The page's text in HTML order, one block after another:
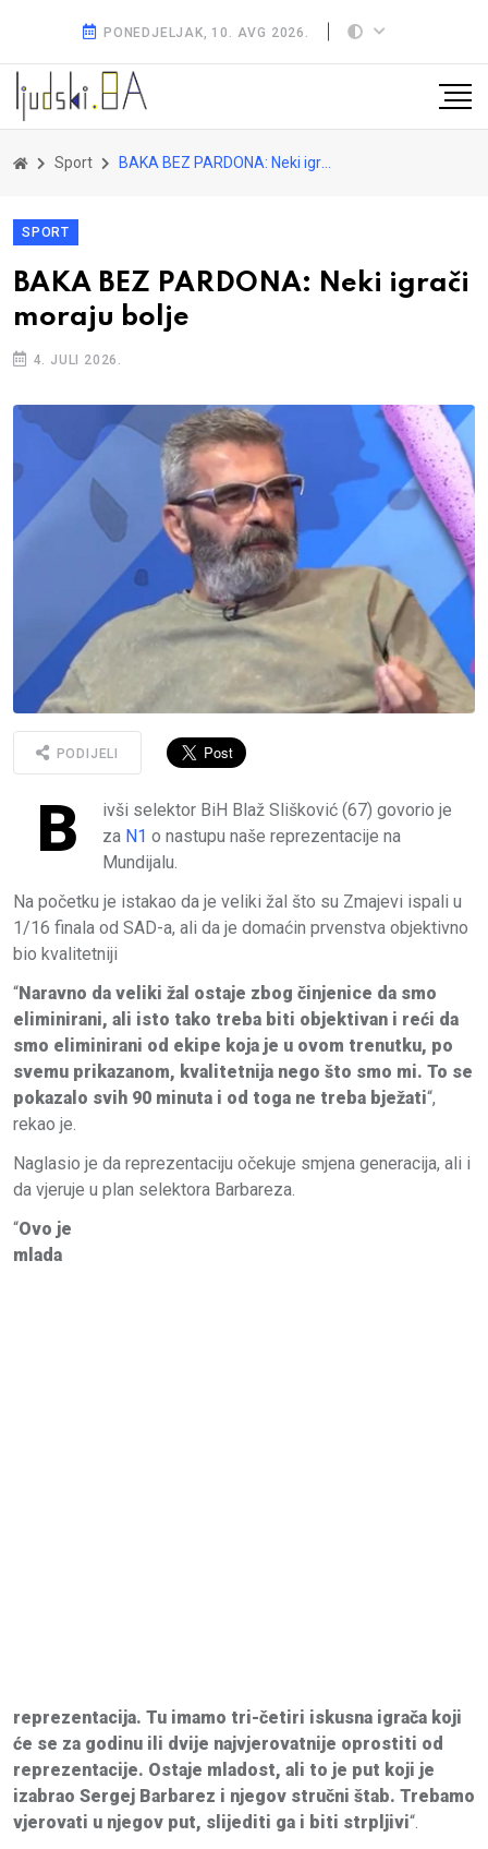
PONEDJELJAK, 10. AVG 2026.
Sport BAKA BEZ PARDONA: Neki igrači moraju bolje
SPORT
BAKA BEZ PARDONA: Neki igrači
moraju bolje
4. JULI 2026.
PODIJELI
B
ivši selektor BiH Blaž Slišković (67) govorio je
za N1 o nastupu naše reprezentacije na
Mundijalu.
Na početku je istakao da je veliki žal što su Zmajevi ispali u
1/16 finala od SAD-a, ali da je domaćin prvenstva objektivno
bio kvalitetniji
“Naravno da veliki žal ostaje zbog činjenice da smo
eliminirani, ali isto tako treba biti objektivan i reći da
smo eliminirani od ekipe koja je u ovom trenutku, po
svemu prikazanom, kvalitetnija nego što smo mi. To se
pokazalo svih 90 minuta i od toga ne treba bježati“,
rekao je.
Naglasio je da reprezentaciju očekuje smjena generacija, ali i
da vjeruje u plan selektora Barbareza.
“Ovo je
mlada
reprezentacija. Tu imamo tri-četiri iskusna igrača koji
će se za godinu ili dvije najvjerovatnije oprostiti od
reprezentacije. Ostaje mladost, ali to je put koji je
izabrao Sergej Barbarez i njegov stručni štab. Trebamo
vjerovati u njegov put, slijediti ga i biti strpljivi“.